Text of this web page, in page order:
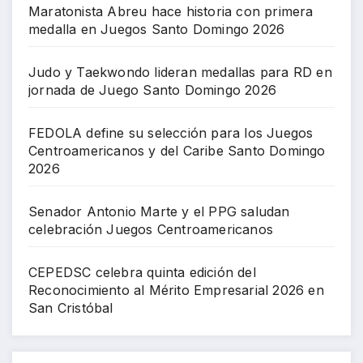
Maratonista Abreu hace historia con primera
medalla en Juegos Santo Domingo 2026
Judo y Taekwondo lideran medallas para RD en
jornada de Juego Santo Domingo 2026
FEDOLA define su selección para los Juegos
Centroamericanos y del Caribe Santo Domingo
2026
Senador Antonio Marte y el PPG saludan
celebración Juegos Centroamericanos
CEPEDSC celebra quinta edición del
Reconocimiento al Mérito Empresarial 2026 en
San Cristóbal